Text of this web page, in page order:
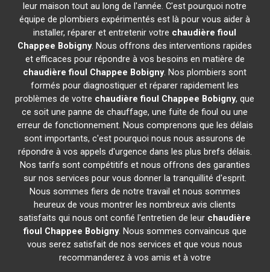
leur maison tout au long de l'année. C'est pourquoi notre
équipe de plombiers expérimentés est là pour vous aider à
installer, réparer et entretenir votre chaudière fioul
Chappee Bobigny. Nous offrons des interventions rapides
et efficaces pour répondre à vos besoins en matière de
chaudière fioul Chappee Bobigny. Nos plombiers sont
formés pour diagnostiquer et réparer rapidement les
problèmes de votre chaudière fioul Chappee Bobigny, que
ce soit une panne de chauffage, une fuite de fioul ou une
erreur de fonctionnement. Nous comprenons que les délais
sont importants, c'est pourquoi nous nous assurons de
répondre à vos appels d'urgence dans les plus brefs délais.
Nos tarifs sont compétitifs et nous offrons des garanties
sur nos services pour vous donner la tranquillité d'esprit.
Nous sommes fiers de notre travail et nous sommes
heureux de vous montrer les nombreux avis clients
satisfaits qui nous ont confié l'entretien de leur chaudière
fioul Chappee Bobigny. Nous sommes convaincus que
vous serez satisfait de nos services et que vous nous
recommanderez à vos amis et à votre